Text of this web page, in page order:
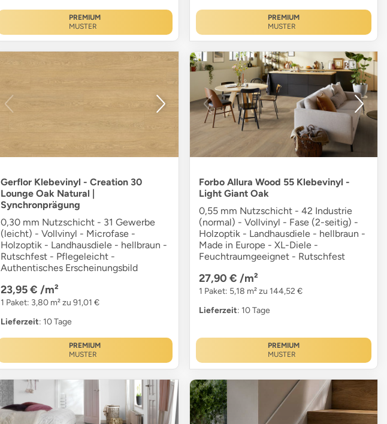
PREMIUM
MUSTER
PREMIUM
MUSTER
Gerflor Klebevinyl - Creation 30
Lounge Oak Natural |
Synchronprägung
0,30 mm Nutzschicht - 31 Gewerbe
(leicht) - Vollvinyl - Microfase -
Holzoptik - Landhausdiele - hellbraun -
Rutschfest - Pflegeleicht -
Authentisches Erscheinungsbild
23,95 € /m²
1 Paket: 3,80 m² zu 91,01 €
Lieferzeit: 10 Tage
PREMIUM
MUSTER
Forbo Allura Wood 55 Klebevinyl -
Light Giant Oak
0,55 mm Nutzschicht - 42 Industrie
(normal) - Vollvinyl - Fase (2-seitig) -
Holzoptik - Landhausdiele - hellbraun -
Made in Europe - XL-Diele -
Feuchtraumgeeignet - Rutschfest
27,90 € /m²
1 Paket: 5,18 m² zu 144,52 €
Lieferzeit: 10 Tage
PREMIUM
MUSTER